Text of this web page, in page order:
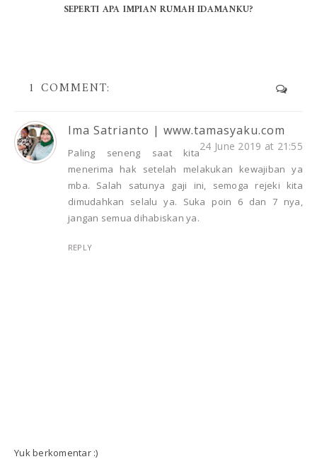
SEPERTI APA IMPIAN RUMAH IDAMANKU?
1 COMMENT:
Ima Satrianto | www.tamasyaku.com
24 June 2019 at 21:55
Paling seneng saat kita
menerima hak setelah melakukan kewajiban ya
mba. Salah satunya gaji ini, semoga rejeki kita
dimudahkan selalu ya. Suka poin 6 dan 7 nya,
jangan semua dihabiskan ya.
REPLY
Yuk berkomentar :)